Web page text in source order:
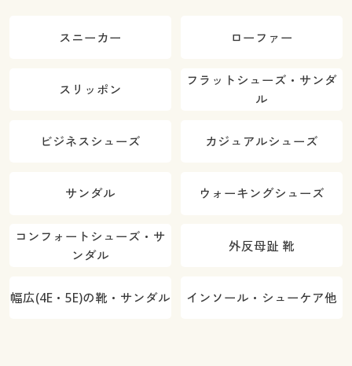
スニーカー ローファー
スリッポン
フラットシューズ・サンダ
ル
ビジネスシューズ カジュアルシューズ
サンダル ウォーキングシューズ
コンフォートシューズ・サ
ンダル
外反母趾 靴
幅広(4E・5E)の靴・サンダル インソール・シューケア他